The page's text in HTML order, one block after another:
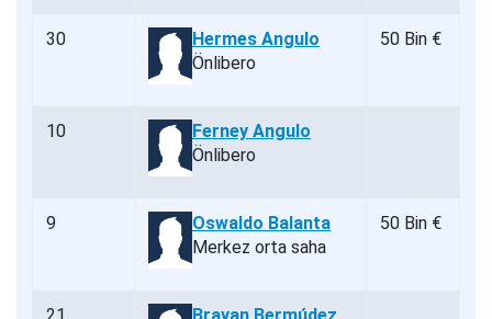
30
Hermes Angulo
Önlibero
50 Bin €
10
Ferney Angulo
Önlibero
9
Oswaldo Balanta
Merkez orta saha
50 Bin €
21
Brayan Bermúdez